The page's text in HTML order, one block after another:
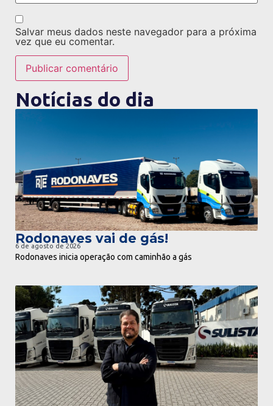
Salvar meus dados neste navegador para a próxima
vez que eu comentar.
Notícias do dia
Rodonaves vai de gás!
6 de agosto de 2026
Rodonaves inicia operação com caminhão a gás
ir para notícia